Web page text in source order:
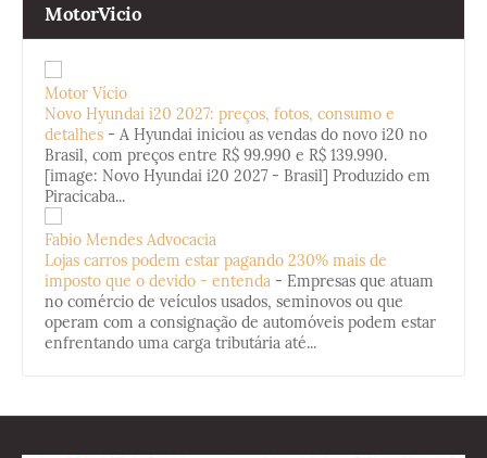
MotorVicio
Motor Vício
Novo Hyundai i20 2027: preços, fotos, consumo e
detalhes - A Hyundai iniciou as vendas do novo i20 no
Brasil, com preços entre R$ 99.990 e R$ 139.990.
[image: Novo Hyundai i20 2027 - Brasil] Produzido em
Piracicaba...
Fabio Mendes Advocacia
Lojas carros podem estar pagando 230% mais de
imposto que o devido - entenda - Empresas que atuam
no comércio de veículos usados, seminovos ou que
operam com a consignação de automóveis podem estar
enfrentando uma carga tributária até...